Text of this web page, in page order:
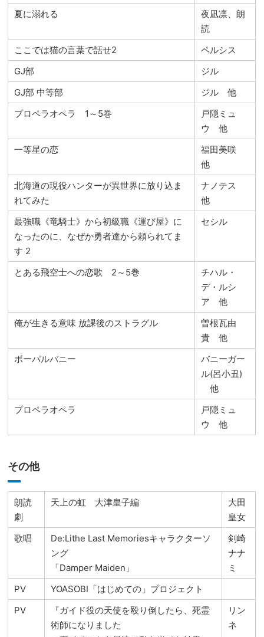
夏に溺れる
夜凪凛、朗
読
ここでは猫の言葉で話せ2
ペルシス
GJ部
ジル
GJ部 中等部
ジル 他
プロペラオペラ 1～5巻
戸隠ミュ
ウ 他
一等星の恋
福田美咲
他
北海道の現役ハンターが異世界に放り込ま
れてみた
ナノテス
他
最強職《竜騎士》から初級職《運び屋》に
なったのに、なぜか勇者達から頼られてま
す 2
セシル
とある飛空士への恋歌 2～5巻
チハル・
デ・ルシ
ア 他
俺が生きる意味 放課後のストラグル
曽根瓦由
貴 他
ボーパルバニー
バニーガー
ル(呂小丑)
他
プロペラオペラ
戸隠ミュ
ウ 他
その他
朗読
劇
天上の虹 大津皇子編
大田
皇女
歌唱
De:Lithe Last Memoriesキャラクターソ
ング
「Damper Maiden」
剣崎
ナナ
ミ
PV
YOASOBI「はじめての」プロジェクト
PV
『ガイド役の天使を殴り倒したら、死霊
術師になりました
リン
ネ